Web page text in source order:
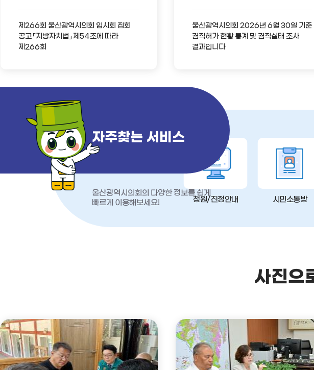
제266회 울산광역시의회 임시회 집회
공고 「지방자치법」 제54조에 따라
제266회
울산광역시의회 2026년 6월 30일 기준
겸직허가 현황 통계 및 겸직실태 조사
결과입니다
자주찾는 서비스
울산광역시의회의 다양한 정보를 쉽게
빠르게 이용해보세요!
청원/진정안내 시민소통방
사진으